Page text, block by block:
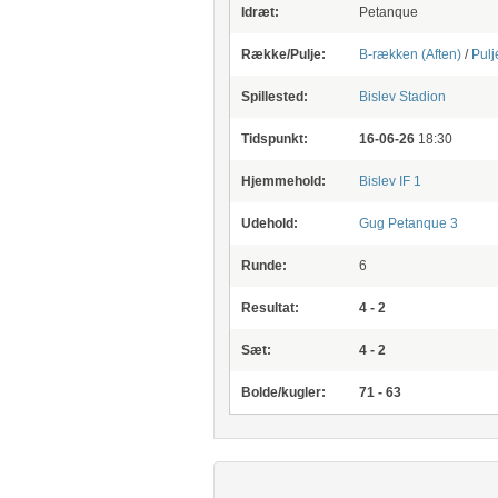
Idræt: Petanque
Række/Pulje: B-rækken (Aften)/
Spillested: Bislev Stadion
Tidspunkt: 16-06-26 18:30
Hjemmehold: Bislev IF 1
Udehold: Gug Petanque 3
Runde: 6
Resultat: 4 - 2
Sæt: 4 - 2
Bolde/kugler: 71 - 63